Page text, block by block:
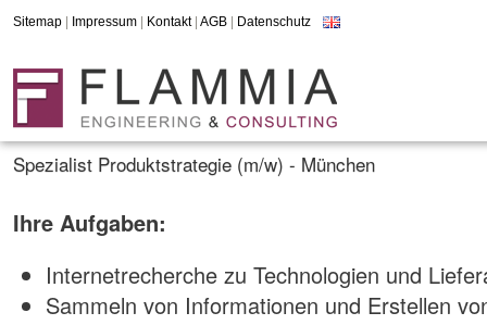
Sitemap Impressum Kontakt| AGB Datenschutz
Spezialist Produktstrategie (m/w) - München
Ihre Aufgaben:
Internetrecherche zu Technologien und
Sammeln von Informationen und Erstellen